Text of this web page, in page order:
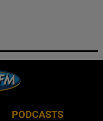
PODCASTS